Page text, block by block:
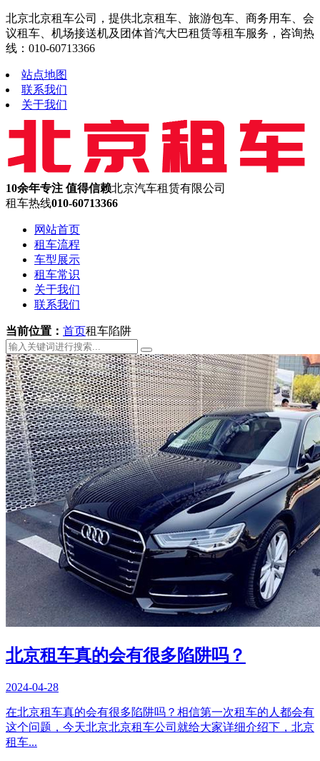
北京北京租车公司，提供北京租车、旅游包车、商务用车、会
议租车、机场接送机及团体首汽大巴租赁等租车服务，咨询热
线：010-60713366
站点地图
联系我们
关于我们
10余年专注 值得信赖北京汽车租赁有限公司
租车热线010-60713366
网站首页
租车流程
车型展示
租车常识
关于我们
联系我们
当前位置： 首页租车陷阱
北京租车真的会有很多陷阱吗？
2024-04-28
在北京租车真的会有很多陷阱吗？相信第一次租车的人都会有
这个问题，今天北京北京租车公司就给大家详细介绍下，北京
租车...